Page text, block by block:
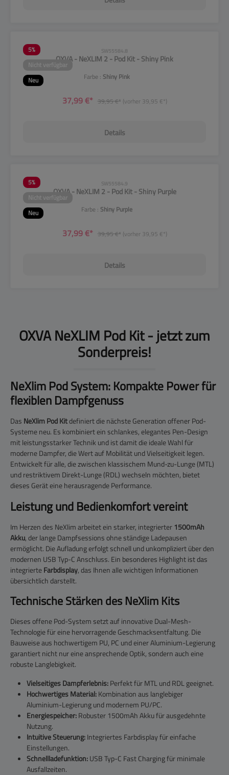
5%
Nicht verfügbar
Neu
SW55584.8
OXVA - NeXLIM 2 - Pod Kit - Shiny Pink
Farbe : Shiny Pink
37,99 €* 39,95 €* (vorher 39,95 €*)
Details
5%
Nicht verfügbar
Neu
SW55584.9
OXVA - NeXLIM 2 - Pod Kit - Shiny Purple
Farbe : Shiny Purple
37,99 €* 39,95 €* (vorher 39,95 €*)
Details
OXVA NeXLIM Pod Kit - jetzt zum
Sonderpreis!
NeXlim Pod System: Kompakte Power für
flexiblen Dampfgenuss
Das NeXlim Pod Kitdefiniert die nächste Generation offener Pod-
Systeme neu. Es kombiniert ein schlankes, elegantes Pen-Design
mit leistungsstarker Technik und ist damit die ideale Wahl für
moderne Dampfer, die Wert auf Mobilität und Vielseitigkeit legen.
Entwickelt für alle, die zwischen klassischem Mund-zu-Lunge (MTL)
und restriktivem Direkt-Lunge (RDL) wechseln möchten, bietet
dieses Gerät eine herausragende Performance.
Leistung und Bedienkomfort vereint
Im Herzen des NeXlim arbeitet ein starker, integrierter1500mAh
Akku, der lange Dampfsessions ohne ständige Ladepausen
ermöglicht. Die Aufladung erfolgt schnell und unkompliziert über den
modernen USB Typ-C Anschluss. Ein besonderes Highlight ist das
integrierteFarbdisplay, das Ihnen alle wichtigen Informationen
übersichtlich darstellt.
Technische Stärken des NeXlim Kits
Dieses offene Pod-System setzt auf innovative Dual-Mesh-
Technologie für eine hervorragende Geschmacksentfaltung. Die
Bauweise aus hochwertigem PU, PC und einer Aluminium-Legierung
garantiert nicht nur eine ansprechende Optik, sondern auch eine
robuste Langlebigkeit.
Vielseitiges Dampferlebnis:Perfekt für MTL und RDL geeignet.
Hochwertiges Material:Kombination aus langlebiger
Aluminium-Legierung und modernem PU/PC.
Energiespeicher:Robuster 1500mAh Akku für ausgedehnte
Nutzung.
Intuitive Steuerung:Integriertes Farbdisplay für einfache
Einstellungen.
Schnellladefunktion:USB Typ-C Fast Charging für minimale
Ausfallzeiten.